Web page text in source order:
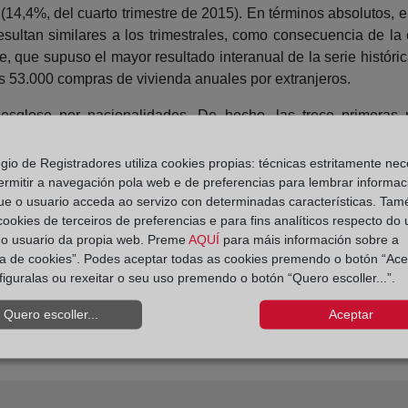
del cuarto trimestre de 2015). En términos absolutos,
similares a los trimestrales, como consecuencia de
que supuso el mayor resultado interanual de la serie
53.000 compras de vivienda anuales por extranjeros.
por nacionalidades. De hecho, las trece
Los británicos mantienen su tradicional primera
trimestre consecutivo. De forma paralela, los franceses
con un 6,2% e italianos con un 5,4%. Estas seis primeras
de Registradores utiliza cookies propias: técnicas estritamente
a navegación pola web e de preferencias para lembrar
o usuario acceda ao servizo con determinadas características.
de terceiros de preferencias e para fins analíticos respecto do
usuario da propia web. Preme AQUÍ para máis información sobre a
de cookies”. Podes aceptar todas as cookies premendo o botón
ou rexeitar o seu uso premendo o botón “Quero escoller...”.
Quero escoller... Aceptar